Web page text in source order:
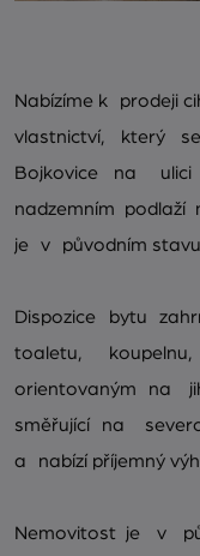
Nabízíme k prodeji
vlastnictví, který
Bojkovice na
nadzemním
je v původním
Dispozice bytu
toaletu,
orientovaným na
směřující na
a nabízí příjemný
Nemovitost je v